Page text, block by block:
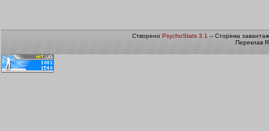
Створено PsychoStats 3.1 -- Сторінка
Переклав